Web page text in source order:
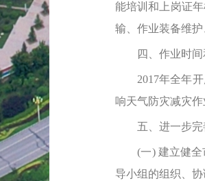
能培训和上岗证
输、作业装备维
四、作业时间
2017年全年开
响天气防灾减灾
五、进一步完
(一) 建立健全市
导小组的组织、协